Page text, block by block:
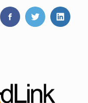
FaceBookTwitterLinkedIn